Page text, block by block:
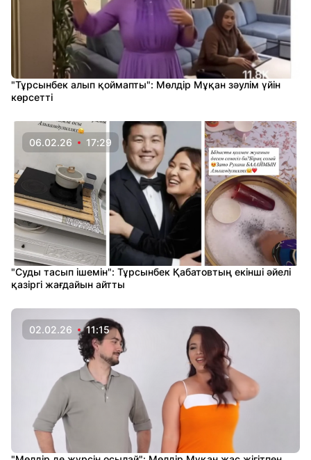
"Тұрсынбек алып қоймапты": Мөлдір Мұқан зәулім үйін
көрсетті
06.02.26 17:29
"Суды тасып ішемін": Тұрсынбек Қабатовтың екінші әйелі
қазіргі жағдайын айтты
02.02.26 11:15